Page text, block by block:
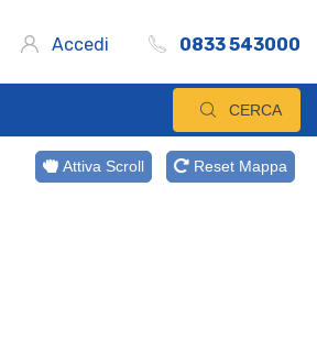
Accedi 0833 543000
CERCA
Attiva Scroll Reset Mappa